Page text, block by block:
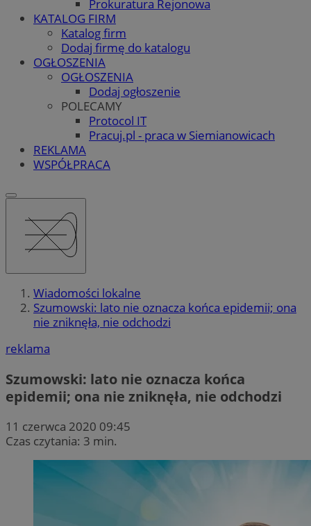
Prokuratura Rejonowa
KATALOG FIRM
Katalog firm
Dodaj firmę do katalogu
OGŁOSZENIA
OGŁOSZENIA
Dodaj ogłoszenie
POLECAMY
Protocol IT
Pracuj.pl - praca w Siemianowicach
REKLAMA
WSPÓŁPRACA
Wiadomości lokalne
Szumowski: lato nie oznacza końca epidemii; ona
nie zniknęła, nie odchodzi
reklama
Szumowski: lato nie oznacza końca
epidemii; ona nie zniknęła, nie odchodzi
11 czerwca 2020 09:45
Czas czytania: 3 min.